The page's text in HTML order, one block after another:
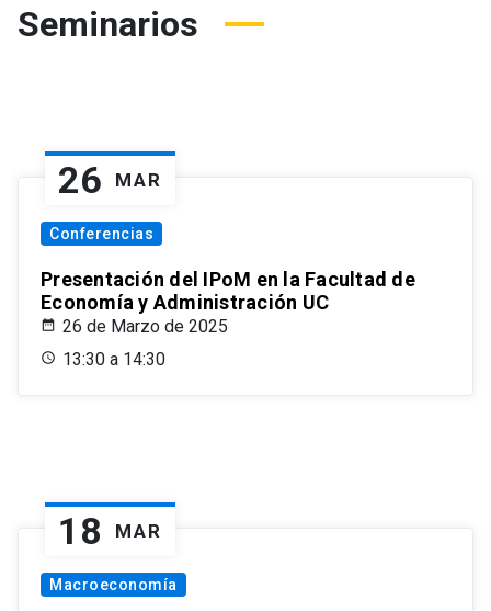
Seminarios
26 MAR
Conferencias
Presentación del IPoM en la Facultad de
Economía y Administración UC
26 de Marzo de 2025
13:30 a 14:30
18 MAR
Macroeconomía